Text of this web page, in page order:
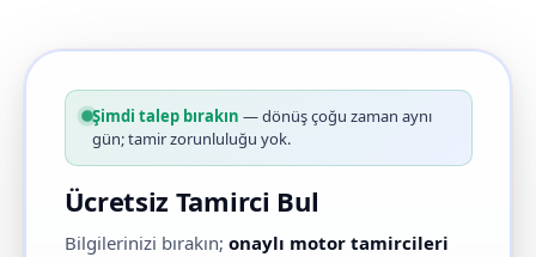
Şimdi talep bırakın — dönüş çoğu zaman aynı
gün; tamir zorunluluğu yok.
Ücretsiz Tamirci Bul
Bilgilerinizi bırakın; onaylı motor tamircileri